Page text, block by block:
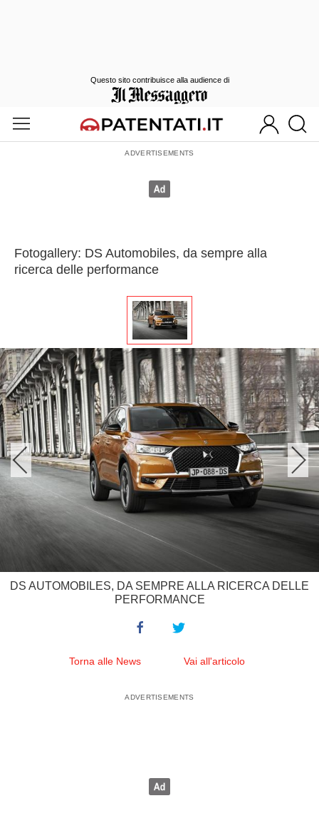
Fotogallery: DS Automobiles, da sempre alla
ricerca delle performance
DS AUTOMOBILES, DA SEMPRE ALLA RICERCA DELLE
PERFORMANCE
Torna alle News Vai all'articolo
Questo sito contribuisce alla audience di